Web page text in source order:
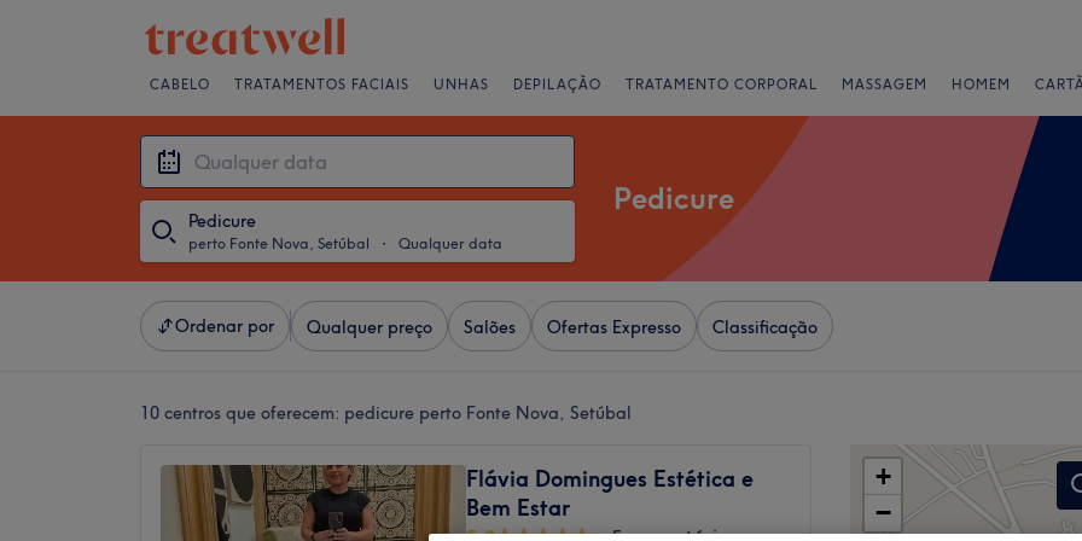
CABELO TRATAMENTOS FACIAIS UNHAS DEPILAÇÃO TRATAMENTO CORPORAL MASSAGEM HOMEM
Pedicure
perto Fonte Nova, Setúbal ・ Qualquer data
Pedicure
Ordenar por Qualquer preço Salões Ofertas Expresso Classificação
10 centros que oferecem: pedicure perto Fonte Nova, Setúbal
Flávia Domingues Estética e
Bem Estar
+
−